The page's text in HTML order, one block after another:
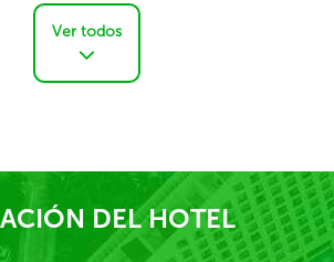
Ver todos
DEL HOTEL